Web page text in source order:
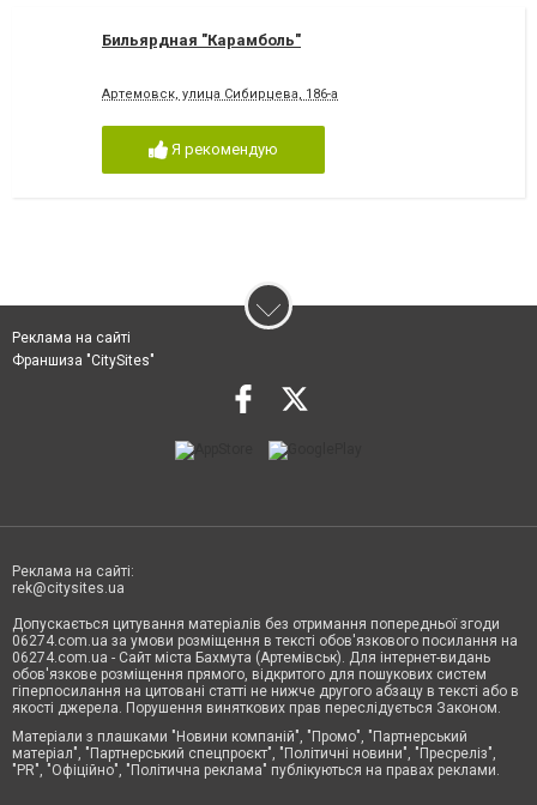
Бильярдная "Карамболь"
Артемовск, улица Сибирцева, 186-а
Я рекомендую
Реклама на сайті
Франшиза "CitySites"
Реклама на сайті:
rek@citysites.ua
Допускається цитування матеріалів без отримання попередньої згоди
06274.com.ua за умови розміщення в тексті обов'язкового посилання на
06274.com.ua - Сайт міста Бахмута (Артемівськ). Для інтернет-видань
обов'язкове розміщення прямого, відкритого для пошукових систем
гіперпосилання на цитовані статті не нижче другого абзацу в тексті або в
якості джерела. Порушення виняткових прав переслідується Законом.
Матеріали з плашками "Новини компаній", "Промо", "Партнерський
матеріал", "Партнерський спецпроєкт", "Політичні новини", "Пресреліз",
"PR", "Офіційно", "Політична реклама" публікуються на правах реклами.